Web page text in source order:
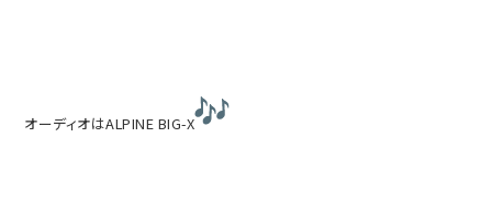
オーディオはALPINE BIG-X